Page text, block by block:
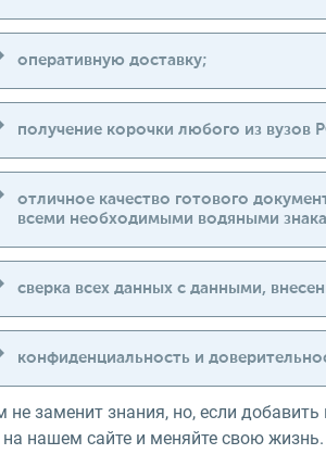
оперативную доставку;
получение корочки любого из вузов
отличное качество готового
всеми необходимыми водяными
сверка всех данных с данными,
конфиденциальность и
не заменит знания, но, если
на нашем сайте и меняйте свою жизнь.